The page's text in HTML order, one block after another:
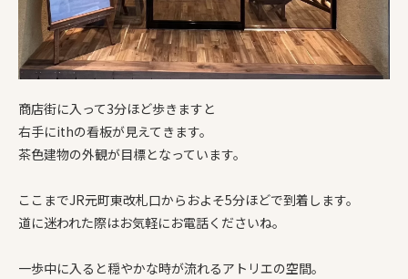
商店街に入って3分ほど歩きますと
右手にithの看板が見えてきます。
茶色建物の外観が目標となっています。
ここまでJR元町東改札口からおよそ5分ほどで到着します。
道に迷われた際はお気軽にお電話くださいね。
一歩中に入ると穏やかな時が流れるアトリエの空間。